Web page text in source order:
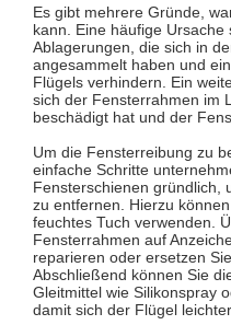
Es gibt mehrere Gründe,
kann. Eine häufige Ursache
Ablagerungen, die sich in
angesammelt haben und
Flügels verhindern. Ein
sich der Fensterrahmen im
beschädigt hat und der
Um die Fensterreibung zu
einfache Schritte
Fensterschienen gründlich,
zu entfernen. Hierzu
feuchtes Tuch verwenden.
Fensterrahmen auf
reparieren oder ersetzen
Abschließend können Sie
Gleitmittel wie Silikonspray
damit sich der Flügel